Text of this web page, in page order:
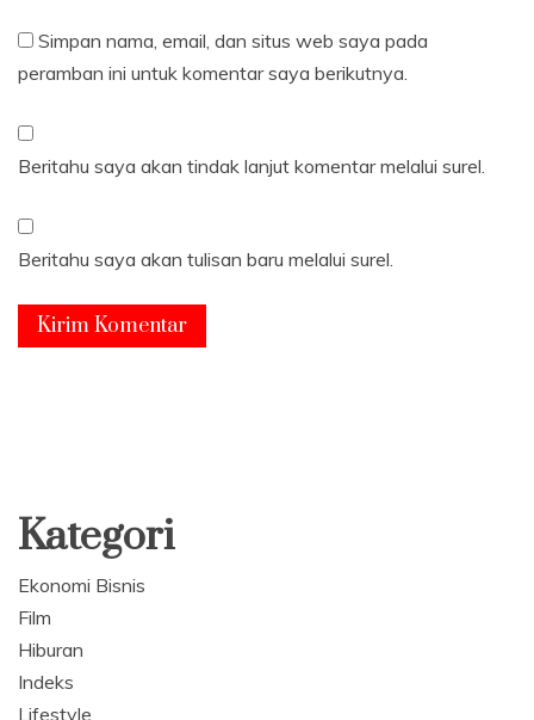
Simpan nama, email, dan situs web saya pada
peramban ini untuk komentar saya berikutnya.
Beritahu saya akan tindak lanjut komentar melalui surel.
Beritahu saya akan tulisan baru melalui surel.
Kategori
Ekonomi Bisnis
Film
Hiburan
Indeks
Lifestyle